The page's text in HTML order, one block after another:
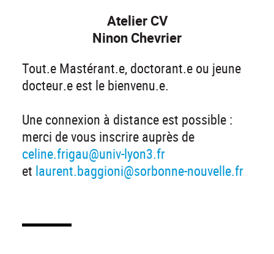
Atelier CV
Ninon Chevrier
Tout.e Mastérant.e, doctorant.e ou jeune
docteur.e est le bienvenu.e.
Une connexion à distance est possible :
merci de vous inscrire auprès de
celine.frigau@univ-lyon3.fr
et laurent.baggioni@sorbonne-nouvelle.fr